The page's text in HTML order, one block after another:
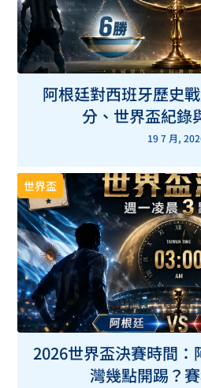
阿根廷對西班牙歷史
分、世界盃紀錄
19 7 月,
世界盃
2026世界盃決賽時間：
灣幾點開踢？